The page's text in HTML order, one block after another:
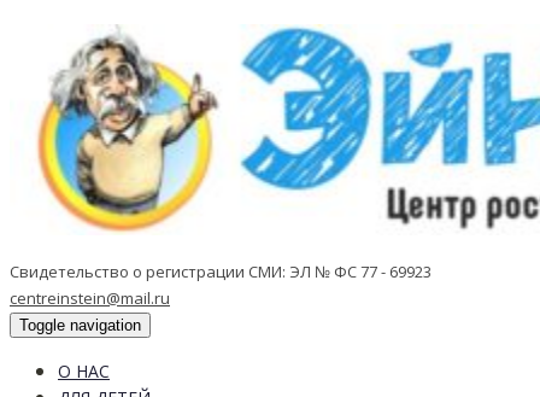
Свидетельство о регистрации СМИ: ЭЛ № ФС 77 - 69923
centreinstein@mail.ru
Toggle navigation
О НАС